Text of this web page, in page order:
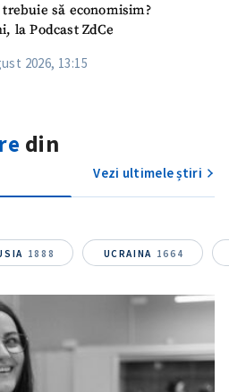
să economisim?
la Podcast ZdCe
2026, 13:15
din
Vezi ultimele știri
1888 UCRAINA 1664